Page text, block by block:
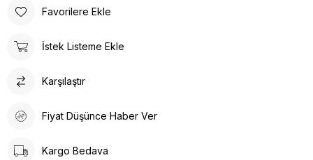
Favorilere Ekle
İstek Listeme Ekle
Karşılaştır
Fiyat Düşünce Haber Ver
Kargo Bedava